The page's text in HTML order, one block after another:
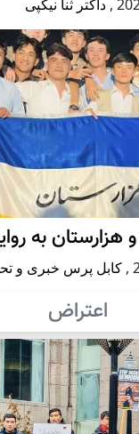
, داکتر ثنا نیکپی
هزارستان به
, کابل پرس خبری و
اعتراض